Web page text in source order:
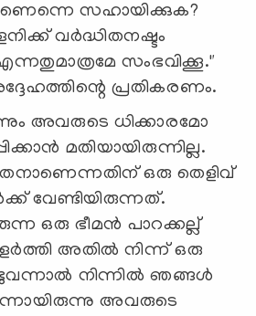
സഹായിക്കുക?
വര്‍ദ്ധിതനഷ്ടം
സംഭവിക്കൂ."
പ്രതികരണം.
അവരുടെ ധിക്കാരമോ
മതിയായിരുന്നില്ല.
ഒരു തെളിവ്
വേണ്ടിയിരുന്നത്.
ഒരു ഭീമന്‍ പാറക്കല്ല്
അതില്‍ നിന്ന് ഒരു
നിന്നില്‍ ഞങ്ങള്‍
അവരുടെ